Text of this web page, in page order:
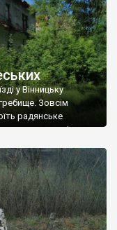
у Вінницьку
Зовсім
радянське
а трохи далі, десь
траві – […]